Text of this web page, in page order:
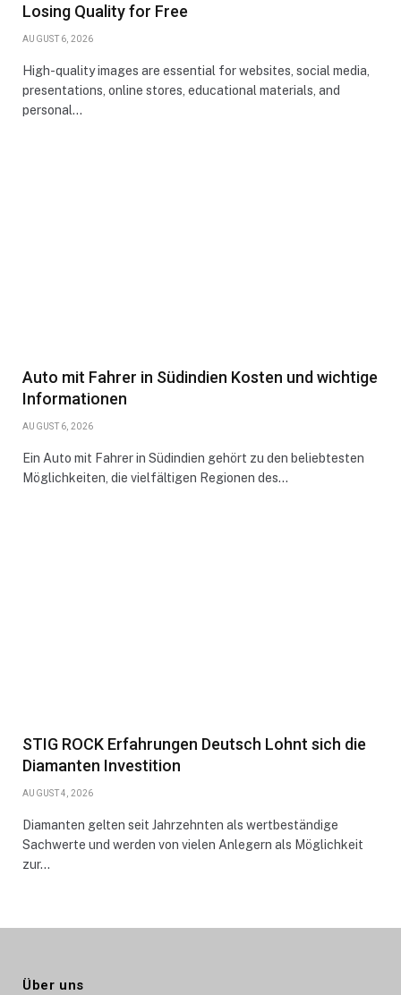
Losing Quality for Free
AUGUST 6, 2026
High-quality images are essential for websites, social media,
presentations, online stores, educational materials, and
personal…
Auto mit Fahrer in Südindien Kosten und wichtige
Informationen
AUGUST 6, 2026
Ein Auto mit Fahrer in Südindien gehört zu den beliebtesten
Möglichkeiten, die vielfältigen Regionen des…
STIG ROCK Erfahrungen Deutsch Lohnt sich die
Diamanten Investition
AUGUST 4, 2026
Diamanten gelten seit Jahrzehnten als wertbeständige
Sachwerte und werden von vielen Anlegern als Möglichkeit
zur…
Über uns